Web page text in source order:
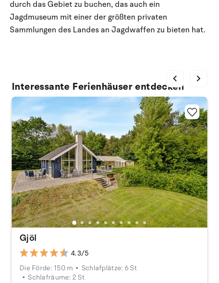
durch das Gebiet zu buchen, das auch ein
Jagdmuseum mit einer der größten privaten
Sammlungen des Landes an Jagdwaffen zu bieten hat.
Interessante Ferienhäuser entdecken
Gjöl
4.3/5
Die Förde: 150 m
Schlafplätze: 6 St
Schlafräume: 2 St
chevron_left chevron_right